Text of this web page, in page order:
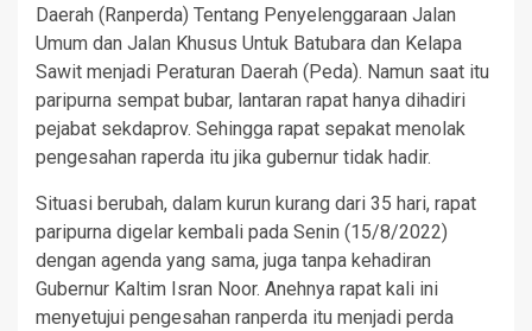
Daerah (Ranperda) Tentang Penyelenggaraan Jalan
Umum dan Jalan Khusus Untuk Batubara dan Kelapa
Sawit menjadi Peraturan Daerah (Peda). Namun saat itu
paripurna sempat bubar, lantaran rapat hanya dihadiri
pejabat sekdaprov. Sehingga rapat sepakat menolak
pengesahan raperda itu jika gubernur tidak hadir.
Situasi berubah, dalam kurun kurang dari 35 hari, rapat
paripurna digelar kembali pada Senin (15/8/2022)
dengan agenda yang sama, juga tanpa kehadiran
Gubernur Kaltim Isran Noor. Anehnya rapat kali ini
menyetujui pengesahan ranperda itu menjadi perda